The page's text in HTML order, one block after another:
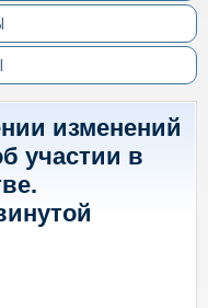
изменений
участии в